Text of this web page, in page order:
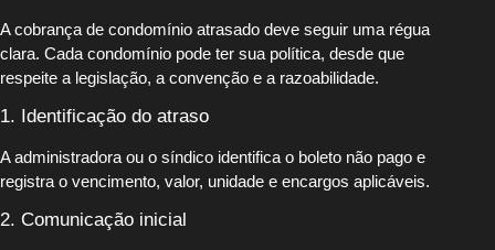
A cobrança de condomínio atrasado deve seguir uma régua
clara. Cada condomínio pode ter sua política, desde que
respeite a legislação, a convenção e a razoabilidade.
1. Identificação do atraso
A administradora ou o síndico identifica o boleto não pago e
registra o vencimento, valor, unidade e encargos aplicáveis.
2. Comunicação inicial